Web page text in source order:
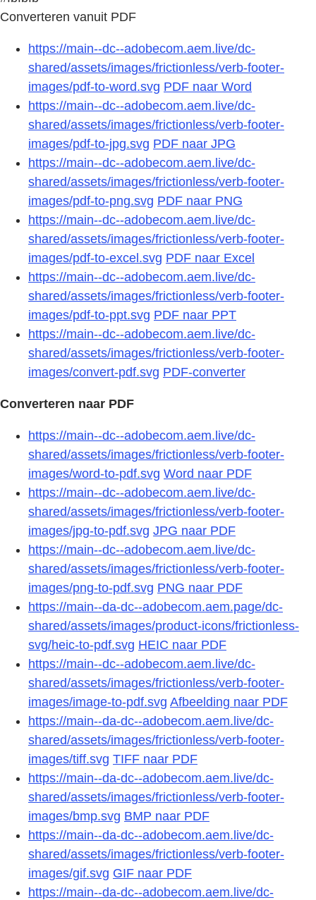
Converteren vanuit PDF
https://main--dc--adobecom.aem.live/dc-
shared/assets/images/frictionless/verb-footer-
images/pdf-to-word.svg PDF naar Word
https://main--dc--adobecom.aem.live/dc-
shared/assets/images/frictionless/verb-footer-
images/pdf-to-jpg.svg PDF naar JPG
https://main--dc--adobecom.aem.live/dc-
shared/assets/images/frictionless/verb-footer-
images/pdf-to-png.svg PDF naar PNG
https://main--dc--adobecom.aem.live/dc-
shared/assets/images/frictionless/verb-footer-
images/pdf-to-excel.svg PDF naar Excel
https://main--dc--adobecom.aem.live/dc-
shared/assets/images/frictionless/verb-footer-
images/pdf-to-ppt.svg PDF naar PPT
https://main--dc--adobecom.aem.live/dc-
shared/assets/images/frictionless/verb-footer-
images/convert-pdf.svg PDF-converter
Converteren naar PDF
https://main--dc--adobecom.aem.live/dc-
shared/assets/images/frictionless/verb-footer-
images/word-to-pdf.svg Word naar PDF
https://main--dc--adobecom.aem.live/dc-
shared/assets/images/frictionless/verb-footer-
images/jpg-to-pdf.svg JPG naar PDF
https://main--dc--adobecom.aem.live/dc-
shared/assets/images/frictionless/verb-footer-
images/png-to-pdf.svg PNG naar PDF
https://main--da-dc--adobecom.aem.page/dc-
shared/assets/images/product-icons/frictionless-
svg/heic-to-pdf.svg HEIC naar PDF
https://main--dc--adobecom.aem.live/dc-
shared/assets/images/frictionless/verb-footer-
images/image-to-pdf.svg Afbeelding naar PDF
https://main--da-dc--adobecom.aem.live/dc-
shared/assets/images/frictionless/verb-footer-
images/tiff.svg TIFF naar PDF
https://main--da-dc--adobecom.aem.live/dc-
shared/assets/images/frictionless/verb-footer-
images/bmp.svg BMP naar PDF
https://main--da-dc--adobecom.aem.live/dc-
shared/assets/images/frictionless/verb-footer-
images/gif.svg GIF naar PDF
https://main--da-dc--adobecom.aem.live/dc-